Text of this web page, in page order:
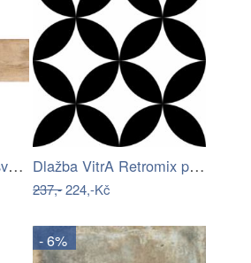
Dlažba Rako Saloon světle hnědá 20x80… Dlažba VitrA Retromix patchwork 15x15…
237,-224,-Kč
- 6%